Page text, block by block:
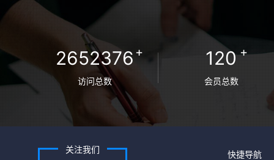
2652376 +
访问总数
120+
会员总数
关注我们 快捷导航